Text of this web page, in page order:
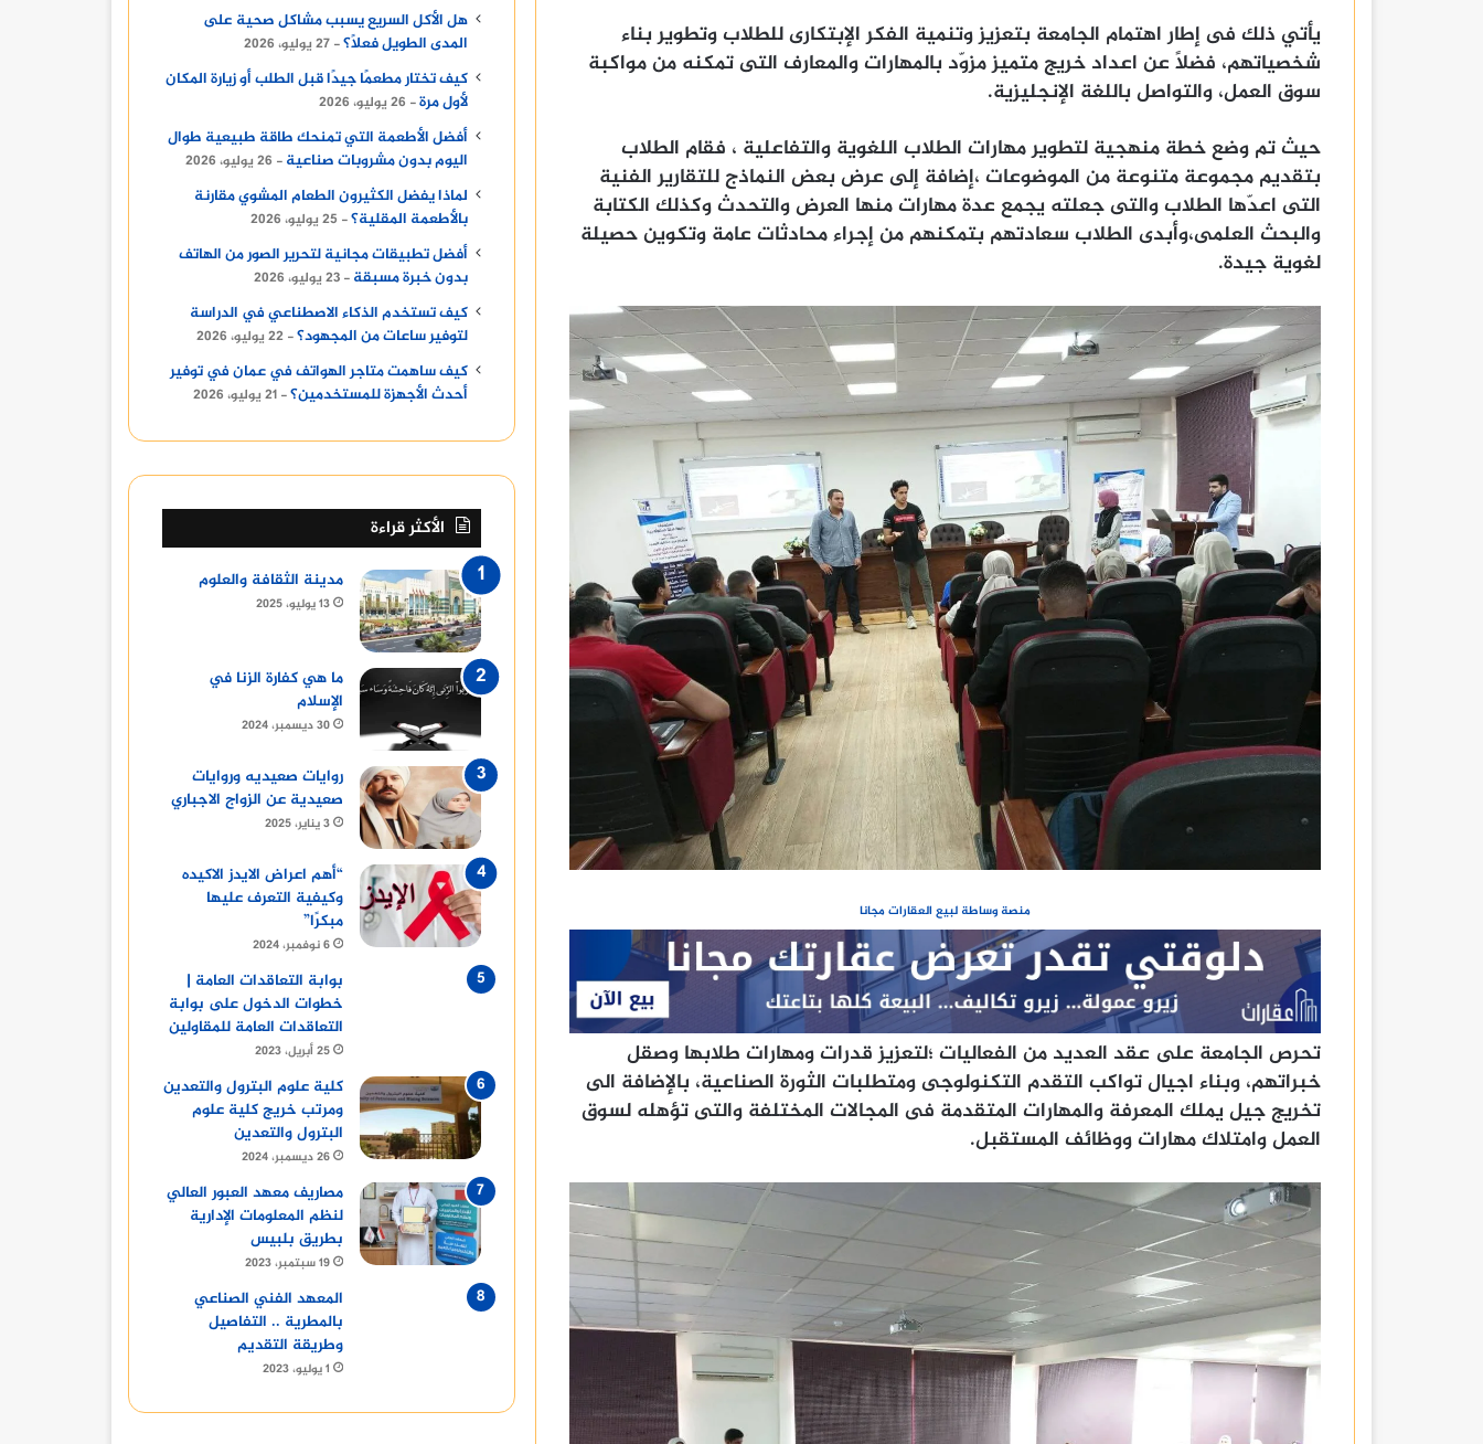
يأتي ذلك فى إطار اهتمام الجامعة بتعزيز وتنمية الفكر الإبتكارى للطلاب وتطوير بناء
شخصياتهم، فضلًا عن اعداد خريج متميز مزوّد بالمهارات والمعارف التى تمكنه من مواكبة
سوق العمل، والتواصل باللغة الإنجليزية.
حيث تم وضع خطة منهجية لتطوير مهارات الطلاب اللغوية والتفاعلية ، فقام الطلاب
بتقديم مجموعة متنوعة من الموضوعات ،إضافة إلى عرض بعض النماذج للتقارير الفنية
التى اعدّها الطلاب والتى جعلته يجمع عدة مهارات منها العرض والتحدث وكذلك الكتابة
والبحث العلمى،وأبدى الطلاب سعادتهم بتمكنهم من إجراء محادثات عامة وتكوين حصيلة
لغوية جيدة.
منصة وساطة لبيع العقارات مجانا
تحرص الجامعة على عقد العديد من الفعاليات ؛لتعزيز قدرات ومهارات طلابها وصقل
خبراتهم، وبناء اجيال تواكب التقدم التكنولوجى ومتطلبات الثورة الصناعية، بالإضافة الى
تخريج جيل يملك المعرفة والمهارات المتقدمة فى المجالات المختلفة والتى تؤهله لسوق
العمل وامتلاك مهارات ووظائف المستقبل.
هل الأكل السريع يسبب مشاكل صحية على
المدى الطويل فعلًا؟
27 يوليو، 2026
كيف تختار مطعمًا جيدًا قبل الطلب أو زيارة المكان
لأول مرة
26 يوليو، 2026
أفضل الأطعمة التي تمنحك طاقة طبيعية طوال
اليوم بدون مشروبات صناعية
26 يوليو، 2026
لماذا يفضل الكثيرون الطعام المشوي مقارنة
بالأطعمة المقلية؟
25 يوليو، 2026
أفضل تطبيقات مجانية لتحرير الصور من الهاتف
بدون خبرة مسبقة
23 يوليو، 2026
كيف تستخدم الذكاء الاصطناعي في الدراسة
لتوفير ساعات من المجهود؟
22 يوليو، 2026
كيف ساهمت متاجر الهواتف في عمان في توفير
أحدث الأجهزة للمستخدمين؟
21 يوليو، 2026
الأكثر قراءة
مدينة الثقافة والعلوم
13 يوليو، 2025
ما هي كفارة الزنا في
الإسلام
30 ديسمبر، 2024
روايات صعيديه وروايات
صعيدية عن الزواج الاجباري
3 يناير، 2025
“أهم اعراض الايدز الاكيده
وكيفية التعرف عليها
مبكرًا”
6 نوفمبر، 2024
بوابة التعاقدات العامة |
خطوات الدخول على بوابة
التعاقدات العامة للمقاولين
25 أبريل، 2023
كلية علوم البترول والتعدين
ومرتب خريج كلية علوم
البترول والتعدين
26 ديسمبر، 2024
مصاريف معهد العبور العالي
لنظم المعلومات الإدارية
بطريق بلبيس
19 سبتمبر، 2023
المعهد الفني الصناعي
بالمطرية .. التفاصيل
وطريقة التقديم
1 يوليو، 2023